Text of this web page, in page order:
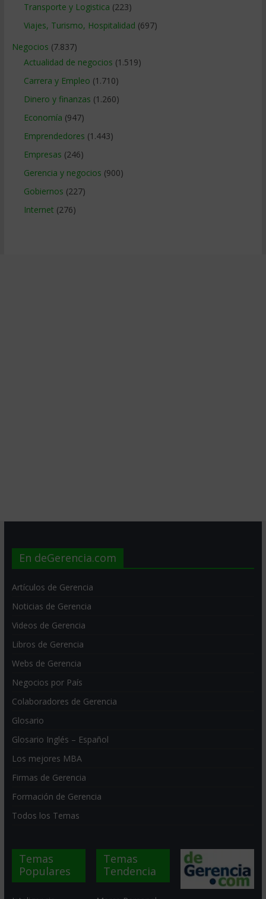
Transporte y Logistica (223)
Viajes, Turismo, Hospitalidad (697)
Negocios (7.837)
Actualidad de negocios (1.519)
Carrera y Empleo (1.710)
Dinero y finanzas (1.260)
Economía (947)
Emprendedores (1.443)
Empresas (246)
Gerencia y negocios (900)
Gobiernos (227)
Internet (276)
En deGerencia.com
Artículos de Gerencia
Noticias de Gerencia
Videos de Gerencia
Libros de Gerencia
Webs de Gerencia
Negocios por País
Colaboradores de Gerencia
Glosario
Glosario Inglés – Español
Los mejores MBA
Firmas de Gerencia
Formación de Gerencia
Todos los Temas
Temas
Populares
Temas
Tendencia